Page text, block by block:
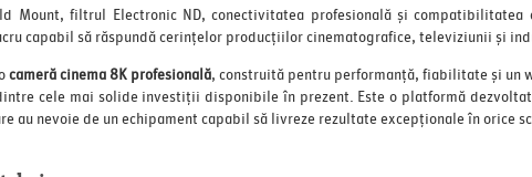
Mount, filtrul Electronic ND, conectivitatea profesională și
capabil să răspundă cerințelor producțiilor cinematografice, televiziunii și
cameră cinema 8K profesională, construită pentru performanță, fiabilitate și un
cele mai solide investiții disponibile în prezent. Este o platformă
au nevoie de un echipament capabil să livreze rezultate excepționale în orice